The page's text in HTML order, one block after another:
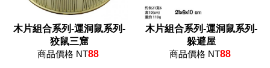
木片組合系列-運洞鼠系列-
狡鼠三窟
商品價格 NT88
木片組合系列-運洞鼠系列-
躲避屋
商品價格 NT88